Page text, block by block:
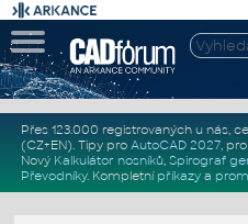
Přes 123.000 registrovaných u nás,
(CZ+EN). Tipy pro AutoCAD 2027, pro
Nový Kalkulátor nosníků, Spirograf
Převodníky. Kompletní příkazya